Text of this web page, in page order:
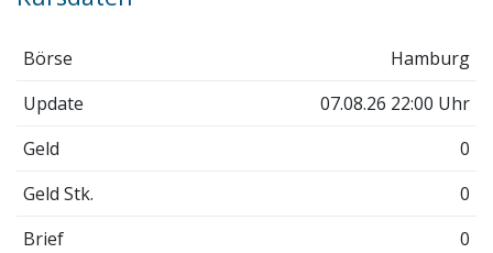
Börse
Hamburg
Update
07.08.26 22:00 Uhr
Geld
0
Geld Stk.
0
Brief
0